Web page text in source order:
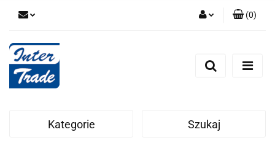
Zarejestruj się
(0)
Kategorie Szukaj